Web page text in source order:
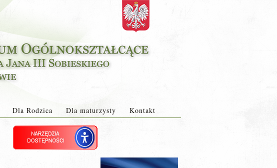
Dla Rodzica Dla maturzysty Kontakt